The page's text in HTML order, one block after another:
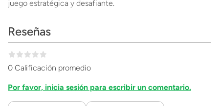
juego estratégica y desafiante.
Reseñas
0 Calificación promedio
Por favor, inicia sesión para escribir un comentario.